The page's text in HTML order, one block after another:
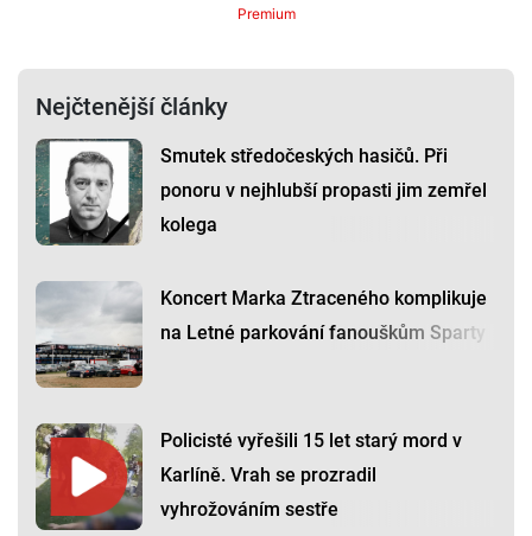
Premium
Nejčtenější články
Smutek středočeských hasičů. Při
ponoru v nejhlubší propasti jim zemřel
kolega
Koncert Marka Ztraceného komplikuje
na Letné parkování fanouškům Sparty
Policisté vyřešili 15 let starý mord v
Karlíně. Vrah se prozradil
vyhrožováním sestře